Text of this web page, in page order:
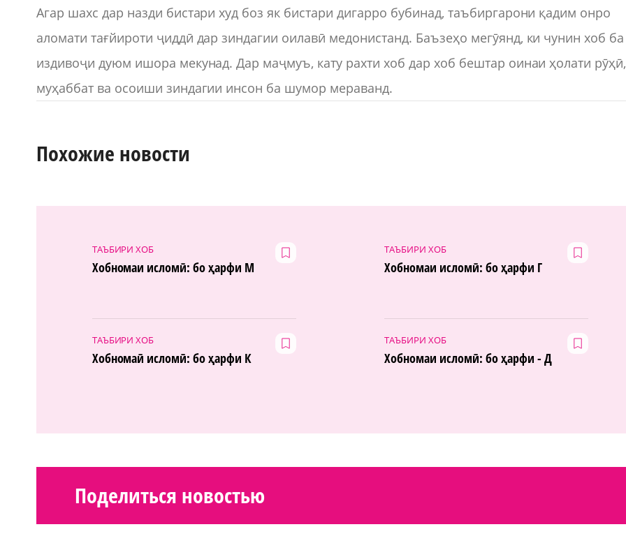
Агар шахс дар назди бистари худ боз як бистари дигарро бубинад, таъбиргарони қадим онро
аломати тағйироти ҷиддӣ дар зиндагии оилавӣ медонистанд. Баъзеҳо мегӯянд, ки чунин хоб ба
издивоҷи дуюм ишора мекунад. Дар маҷмуъ, кату рахти хоб дар хоб бештар оинаи ҳолати рӯҳӣ,
муҳаббат ва осоиши зиндагии инсон ба шумор мераванд.
Похожие новости
ТАЪБИРИ ХОБ
Хобномаи исломӣ: бо ҳарфи М
ТАЪБИРИ ХОБ
Хобномаи исломӣ: бо ҳарфи Г
ТАЪБИРИ ХОБ
Хобномаӣ исломӣ: бо ҳарфи К
ТАЪБИРИ ХОБ
Хобномаи исломӣ: бо ҳарфи - Д
Поделиться новостью